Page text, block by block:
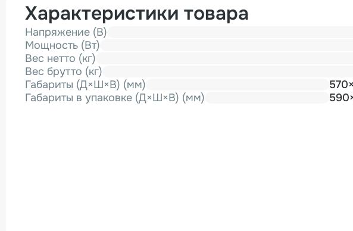
Характеристики товара
Напряжение (В)
Мощность (Вт)
Вес нетто (кг)
Вес брутто (кг)
Габариты (Д×Ш×В) (мм)
Габариты в упаковке (Д×Ш×В) (мм)